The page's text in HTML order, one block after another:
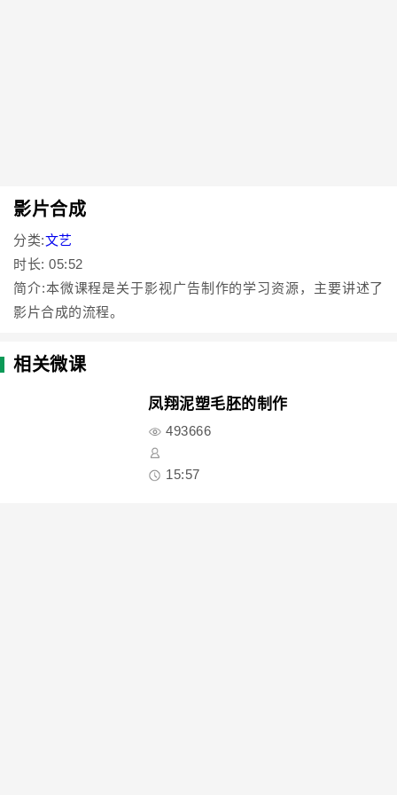
影片合成
分类:文艺
时长: 05:52
简介:本微课程是关于影视广告制作的学习资源，主要讲述了
影片合成的流程。
相关微课
凤翔泥塑毛胚的制作
493666
15:57